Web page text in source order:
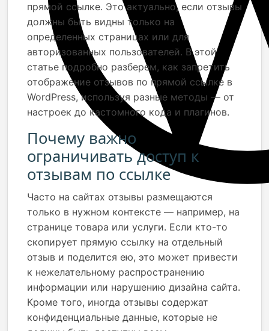
прямой ссылке. Это актуально, если отзывы
должны быть видны только на
определенных страницах или для
авторизованных пользователей. В этой
статье подробно разберем, как запретить
отображение отзывов по прямой ссылке в
WordPress, используя разные методы — от
настроек до кастомного кода и плагинов.
Почему важно
ограничивать доступ к
отзывам по ссылке
Часто на сайтах отзывы размещаются
только в нужном контексте — например, на
странице товара или услуги. Если кто-то
скопирует прямую ссылку на отдельный
отзыв и поделится ею, это может привести
к нежелательному распространению
информации или нарушению дизайна сайта.
Кроме того, иногда отзывы содержат
конфиденциальные данные, которые не